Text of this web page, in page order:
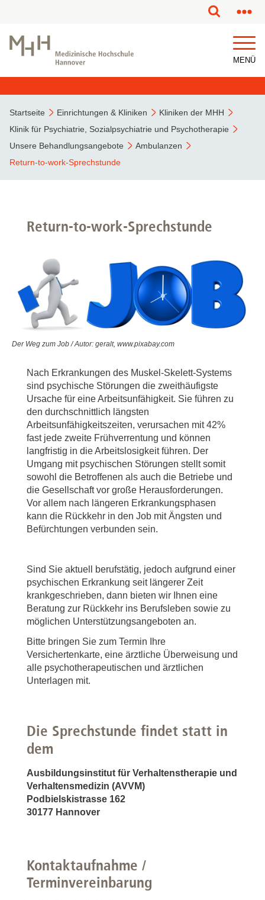
MENÜ
Startseite Einrichtungen & Kliniken
Kliniken der MHH
Klinik für Psychiatrie, Sozialpsychiatrie und Psychotherapie
Unsere Behandlungsangebote
Ambulanzen
Return-to-work-Sprechstunde
Return-to-work-Sprechstunde
Der Weg zum Job / Autor: geralt, www.pixabay.com
Nach Erkrankungen des Muskel-Skelett-Systems
sind psychische Störungen die zweithäufigste
Ursache für eine Arbeitsunfähigkeit. Sie führen zu
den durchschnittlich längsten
Arbeitsunfähigkeitszeiten, verursachen mit 42%
fast jede zweite Frühverrentung und können
langfristig in die Arbeitslosigkeit führen. Der
Umgang mit psychischen Störungen stellt somit
sowohl die Betroffenen als auch die Betriebe und
die Gesellschaft vor große Herausforderungen.
Vor allem nach längeren Erkrankungsphasen
kann die Rückkehr in den Job mit Ängsten und
Befürchtungen verbunden sein.
Sind Sie aktuell berufstätig, jedoch aufgrund einer
psychischen Erkrankung seit längerer Zeit
krankgeschrieben, dann bieten wir Ihnen eine
Beratung zur Rückkehr ins Berufsleben sowie zu
möglichen Unterstützungsangeboten an.
Bitte bringen Sie zum Termin Ihre
Versichertenkarte, eine ärztliche Überweisung und
alle psychotherapeutischen und ärztlichen
Unterlagen mit.
Die Sprechstunde findet statt in
dem
Ausbildungsinstitut für Verhaltenstherapie und
Verhaltensmedizin (AVVM)
Podbielskistrasse 162
30177 Hannover
Kontaktaufnahme /
Terminvereinbarung